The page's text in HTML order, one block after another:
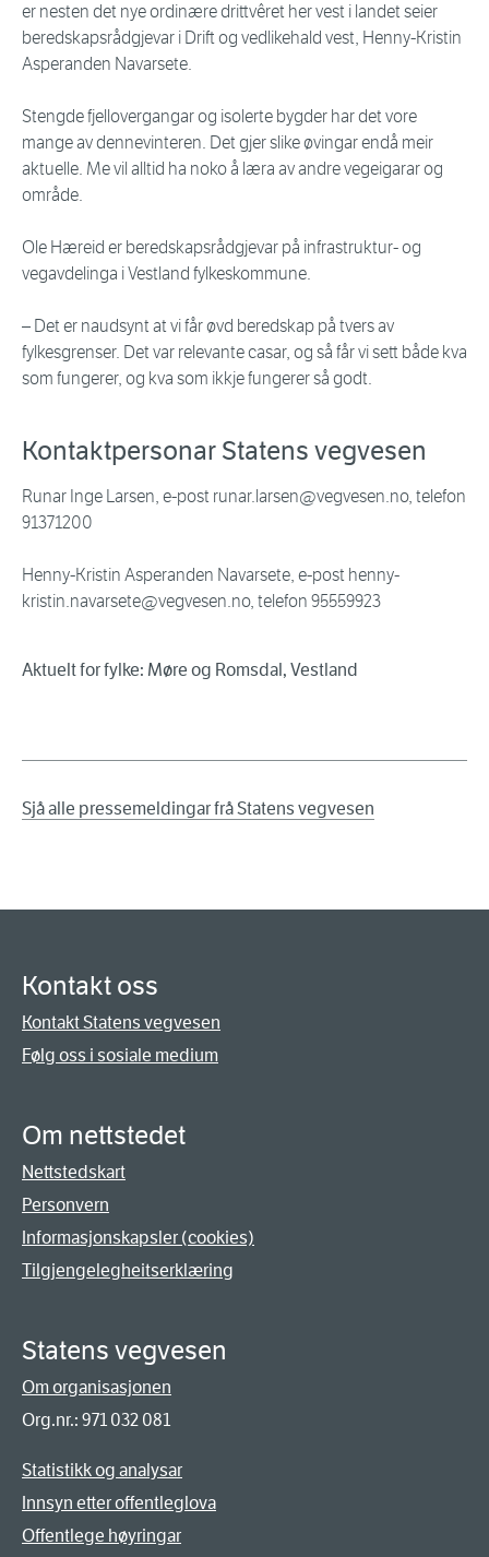
er nesten det nye ordinære drittvêret her vest i landet seier
beredskapsrådgjevar i Drift og vedlikehald vest, Henny-Kristin
Asperanden Navarsete.
Stengde fjellovergangar og isolerte bygder har det vore
mange av dennevinteren. Det gjer slike øvingar endå meir
aktuelle. Me vil alltid ha noko å læra av andre vegeigarar og
område.
Ole Hæreid er beredskapsrådgjevar på infrastruktur- og
vegavdelinga i Vestland fylkeskommune.
– Det er naudsynt at vi får øvd beredskap på tvers av
fylkesgrenser. Det var relevante casar, og så får vi sett både kva
som fungerer, og kva som ikkje fungerer så godt.
Kontaktpersonar Statens vegvesen
Runar Inge Larsen, e-post runar.larsen@vegvesen.no, telefon
91371200
Henny-Kristin Asperanden Navarsete, e-post henny-
kristin.navarsete@vegvesen.no, telefon 95559923
Aktuelt for fylke: Møre og Romsdal, Vestland
Sjå alle pressemeldingar frå Statens vegvesen
Kontakt oss
Kontakt Statens vegvesen
Følg oss i sosiale medium
Om nettstedet
Nettstedskart
Personvern
Informasjonskapsler (cookies)
Tilgjengelegheitserklæring
Statens vegvesen
Om organisasjonen
Org.nr.: 971 032 081
Statistikk og analysar
Innsyn etter offentleglova
Offentlege høyringar